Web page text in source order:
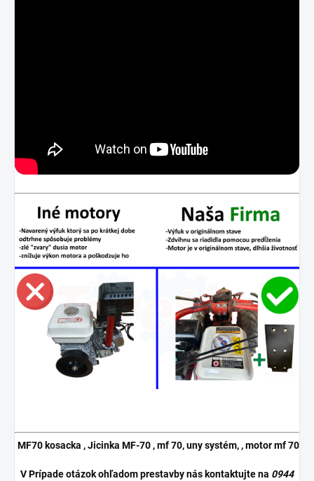
MF70 kosacka , Jicinka MF-70 , mf 70, uny systém, , motor mf 70
V Prípade otázok ohľadom prestavby nás kontaktujte na 0944